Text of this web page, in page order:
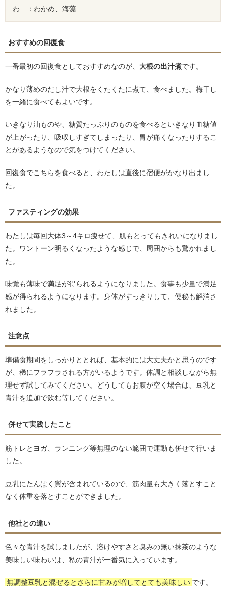
わ ：わかめ、海藻
おすすめの回復食
一番最初の回復食としておすすめなのが、 大根の出汁煮です。
かなり薄めのだし汁で大根をくたくたに煮て、食べました。梅干し
を一緒に食べてもよいです。
いきなり油ものや、糖質たっぷりのものを食べるといきなり血糖値
が上がったり、吸収しすぎてしまったり、胃が痛くなったりするこ
とがあるようなので気をつけてください。
回復食でこちらを食べると、わたしは直後に宿便がかなり出まし
た。
ファスティングの効果
わたしは毎回大体3～4キロ痩せて、肌もとってもきれいになりまし
た。ワントーン明るくなったような感じで、周囲からも驚かれまし
た。
味覚も薄味で満足が得られるようになりました。食事も少量で満足
感が得られるようになります。身体がすっきりして、便秘も解消さ
れました。
注意点
準備食期間をしっかりととれば、基本的には大丈夫かと思うのです
が、稀にフラフラされる方がいるようです。体調と相談しながら無
理せず試してみてください。どうしてもお腹が空く場合は、豆乳と
青汁を追加で飲む等してください。
併せて実践したこと
筋トレとヨガ、ランニング等無理のない範囲で運動も併せて行いま
した。
豆乳にたんぱく質が含まれているので、筋肉量も大きく落とすこと
なく体重を落とすことができました。
他社との違い
色々な青汁を試しましたが、溶けやすさと臭みの無い抹茶のような
美味しい味わいは、私の青汁が一番気に入っています。
無調整豆乳と混ぜるとさらに甘みが増してとても美味しい です。